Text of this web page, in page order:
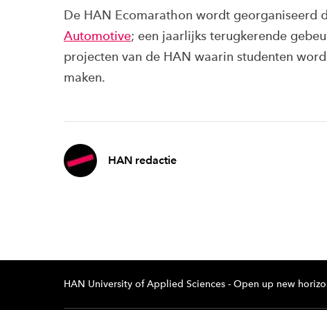
De HAN Ecomarathon wordt georganiseerd
Automotive; een jaarlijks terugkerende
projecten van de HAN waarin studenten
maken.
HAN redactie
HAN University of Applied Sciences - Open up new